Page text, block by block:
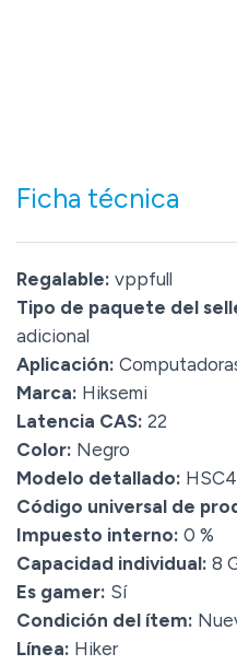
Ficha técnica
Regalable: vppfull
Tipo de paquete del
adicional
Aplicación:
Marca: Hiksemi
Latencia CAS: 22
Color: Negro
Modelo detallado:
Código universal de
Impuesto interno: 0 %
Capacidad individual: 8
Es gamer: Sí
Condición del ítem:
Línea: Hiker